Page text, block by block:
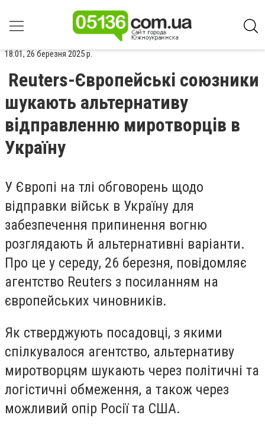
18:01, 26 березня 2025 р.
Reuters-Європейські союзники
шукають альтернативу
відправленню миротворців в
Україну
У Європі на тлі обговорень щодо
відправки військ в Україну для
забезпечення припинення вогню
розглядають й альтернативні варіанти.
Про це у середу, 26 березня, повідомляє
агентство Reuters з посиланням на
європейських чиновників.
Як стверджують посадовці, з якими
спілкувалося агентство, альтернативу
миротворцям шукають через політичні та
логістичні обмеження, а також через
можливий опір Росії та США.